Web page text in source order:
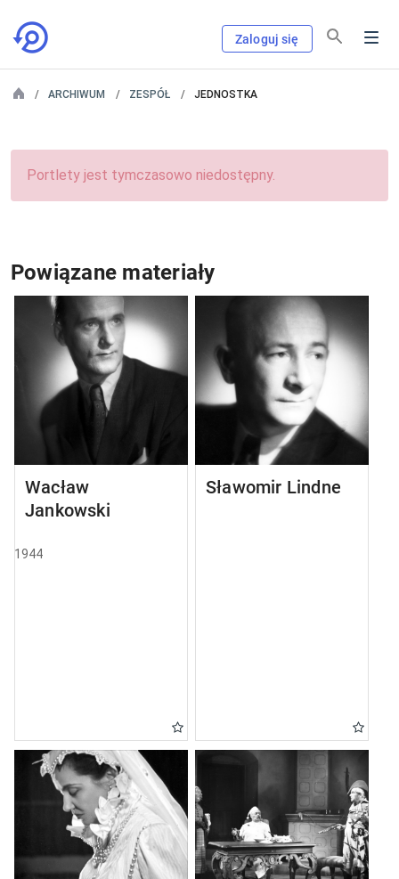
Zaloguj się
ARCHIWUM ZESPÓŁ JEDNOSTKA
Portlety jest tymczasowo niedostępny.
Powiązane materiały
Wacław
Jankowski
1944
Sławomir Lindner